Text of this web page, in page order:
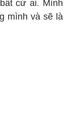
cứ ai. Mình
mình và sẽ là